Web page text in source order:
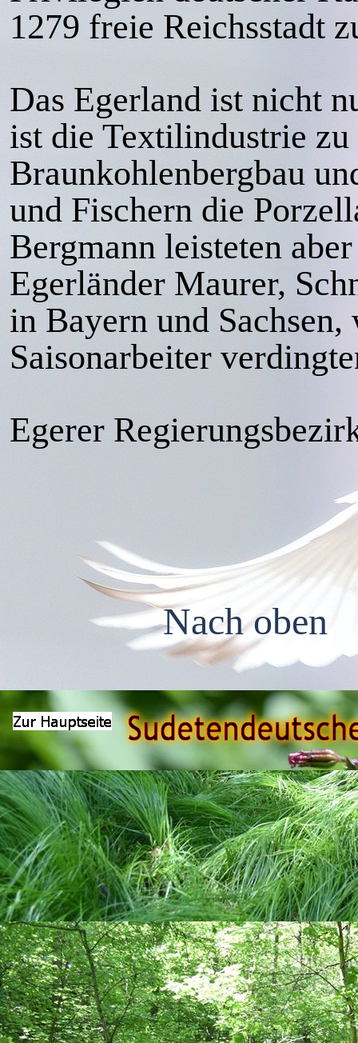
1279 freie Reichsstadt
Das Egerland ist nicht
ist die Textilindustrie zu
Braunkohlenbergbau
und Fischern die
Bergmann leisteten
Egerländer Maurer,
in Bayern und
Saisonarbeiter
Egerer
Nach oben